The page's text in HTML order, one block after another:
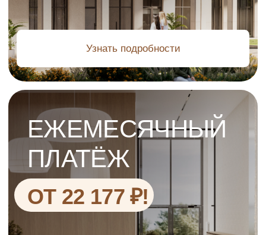
ДОХОДНОСТЬ
ПРОЕКТА — 30%
Запишитесь на онлайн-встречу с нашим
менеджером и получите персональный
разбор вашей инвестиции
Рассчитать доход инвестиций